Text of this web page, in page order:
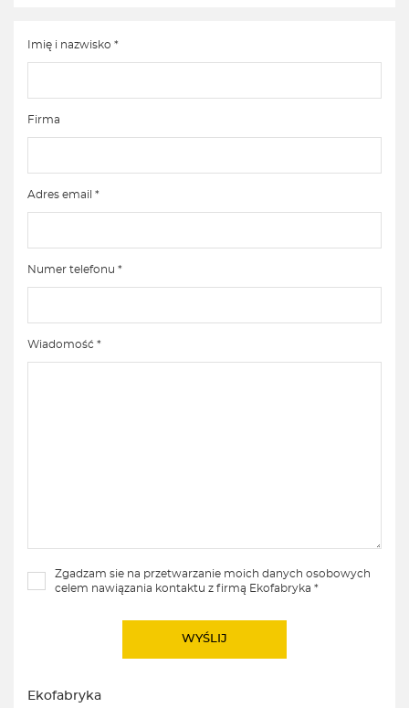
Imię i nazwisko *
Firma
Adres email *
Numer telefonu *
Wiadomość *
Zgadzam sie na przetwarzanie moich danych osobowych
celem nawiązania kontaktu z firmą Ekofabryka *
Ekofabryka